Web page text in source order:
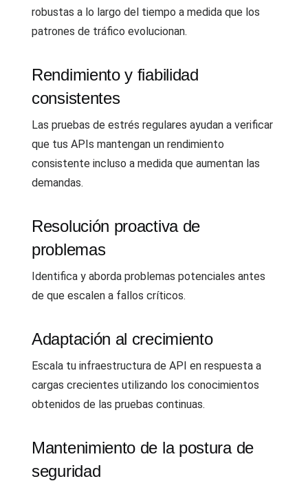
robustas a lo largo del tiempo a medida que los
patrones de tráfico evolucionan.
Rendimiento y fiabilidad
consistentes
Las pruebas de estrés regulares ayudan a verificar
que tus APIs mantengan un rendimiento
consistente incluso a medida que aumentan las
demandas.
Resolución proactiva de
problemas
Identifica y aborda problemas potenciales antes
de que escalen a fallos críticos.
Adaptación al crecimiento
Escala tu infraestructura de API en respuesta a
cargas crecientes utilizando los conocimientos
obtenidos de las pruebas continuas.
Mantenimiento de la postura de
seguridad